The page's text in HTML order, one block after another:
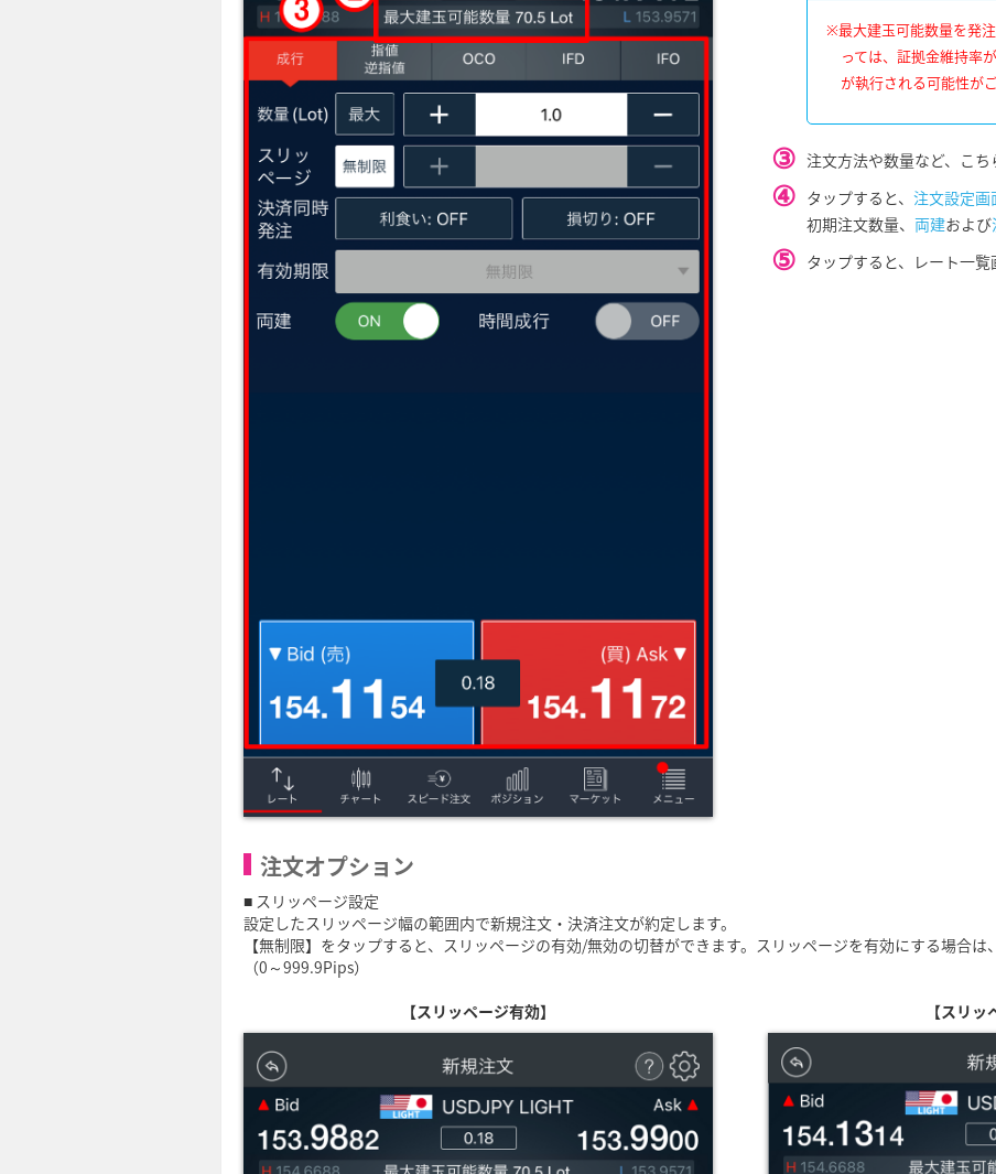
※最大建玉可能数量を発
っては、証拠金維持率
が執行される可能性が
③ 注文方法や数量など、こち
④ タップすると、 注文設定画
初期注文数量、 両建および
⑤ タップすると、レート一覧
注文オプション
■ スリッページ設定
設定したスリッページ幅の範囲内で新規注文・決済注文が約定します。
【無制限】をタップすると、スリッページの有効/無効の切替ができます。スリッページを有効にする場合は
（0～999.9Pips）
【スリッページ有効】
【スリッ